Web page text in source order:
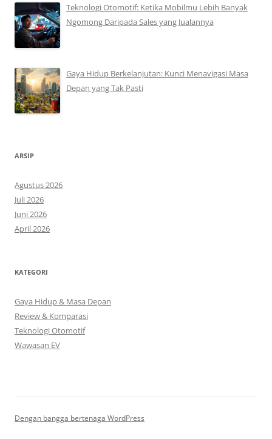
Teknologi Otomotif: Ketika Mobilmu Lebih Banyak
Ngomong Daripada Sales yang Jualannya
Gaya Hidup Berkelanjutan: Kunci Menavigasi Masa
Depan yang Tak Pasti
ARSIP
Agustus 2026
Juli 2026
Juni 2026
April 2026
KATEGORI
Gaya Hidup & Masa Depan
Review & Komparasi
Teknologi Otomotif
Wawasan EV
Dengan bangga bertenaga WordPress